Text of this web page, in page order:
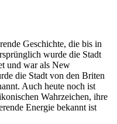
Geschichte, die bis in
wurde die Stadt
und war als New
die Stadt von den Briten
Auch heute noch ist
Wahrzeichen, ihre
Energie bekannt ist